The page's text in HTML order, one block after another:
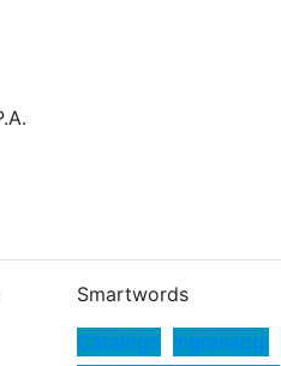
Smartwords
Catalogo Ingranaggi